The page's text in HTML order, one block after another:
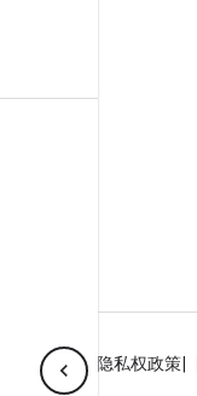
许可 隐私权政策